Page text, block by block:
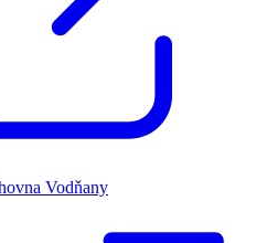
Vodňany